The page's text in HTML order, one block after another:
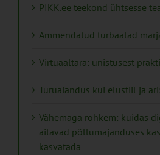
PIKK.ee teekond ühtsesse
Ammendatud turbaalad
Virtuaaltara: unistusest
Turuaiandus kui elustiil ja
Vähemaga rohkem: kuidas
aitavad põllumajanduses
kasvatada